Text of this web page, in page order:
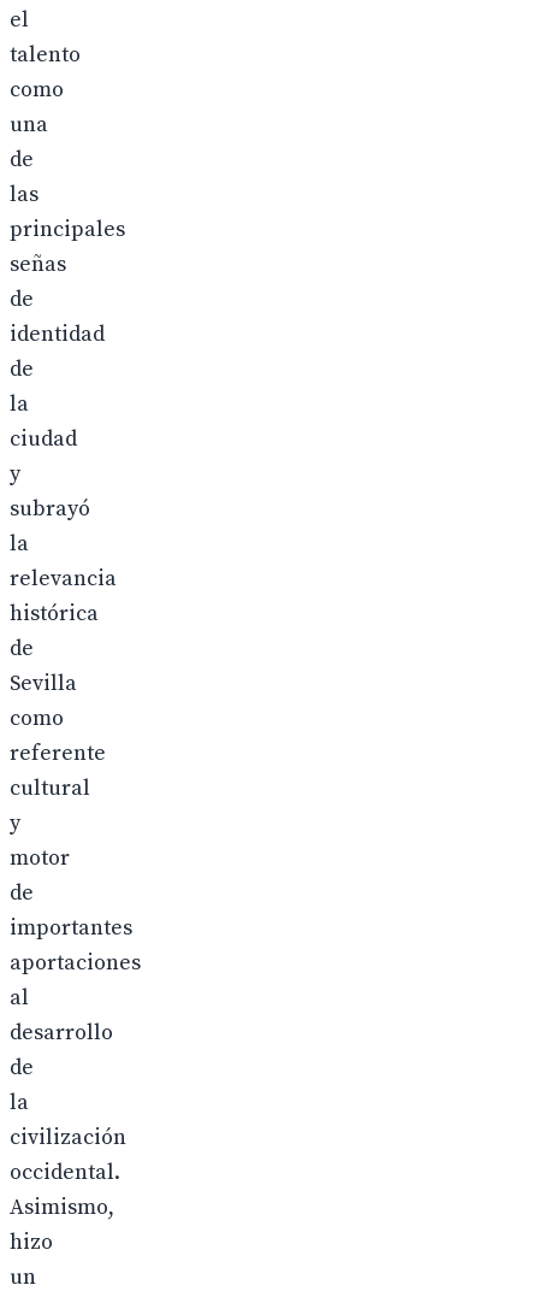
el
talento
como
una
de
las
principales
señas
de
identidad
de
la
ciudad
y
subrayó
la
relevancia
histórica
de
Sevilla
como
referente
cultural
y
motor
de
importantes
aportaciones
al
desarrollo
de
la
civilización
occidental.
Asimismo,
hizo
un